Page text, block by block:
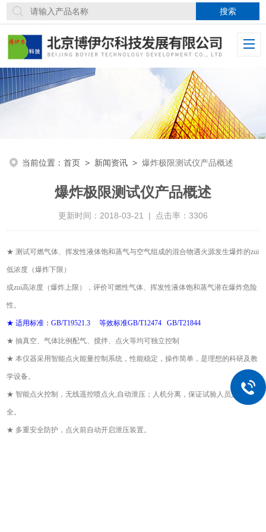
当前位置：首页 > 新闻资讯 >爆炸极限测试仪产品概述
爆炸极限测试仪产品概述
更新时间：2018-03-21 | 点击率：3306
★测试可燃气体、挥发性液体饱和蒸气与空气组成的混合物遇火源发生爆炸的zui
低浓度（爆炸下限）
或zui高浓度（爆炸上限） ，评价可燃性气体、挥发性液体饱和蒸气潜在爆炸危险
性。
★适用标准：GB/T19521.3 等效标准GB/T12474 GB/T21844
★抽真空、气体比例配气、搅拌、点火等均可独立控制
★本仪器采用智能点火能量控制系统，性能稳定，操作简单，是理想的科研及教
学设备。
★智能点火控制，无线遥控喷点火,自动泄压；人机分离，保证试验人员人身安
全。
★ 多重安全防护，点火前自动开启泄压装置。